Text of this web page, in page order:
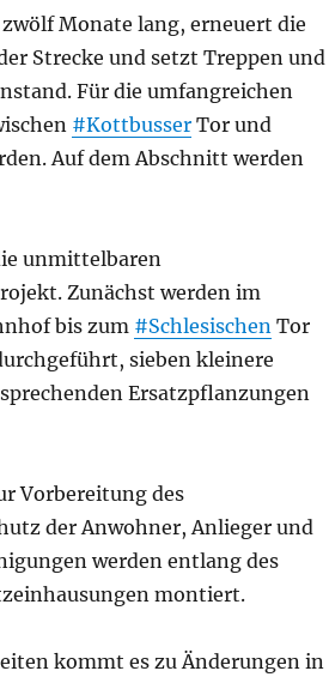
Monate lang, erneuert die
Strecke und setzt Treppen und
Für die umfangreichen
#KottbusserTor und
Auf dem Abschnitt werden
unmittelbaren
Zunächst werden im
bis zum #SchlesischenTor
sieben kleinere
Ersatzpflanzungen
Vorbereitung des
der Anwohner, Anlieger und
werden entlang des
montiert.
kommt es zu Änderungen in